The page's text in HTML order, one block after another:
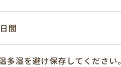
間
多湿を避け保存してください。